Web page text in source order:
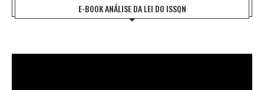
E-BOOK ANÁLISE DA LEI DO ISSQN